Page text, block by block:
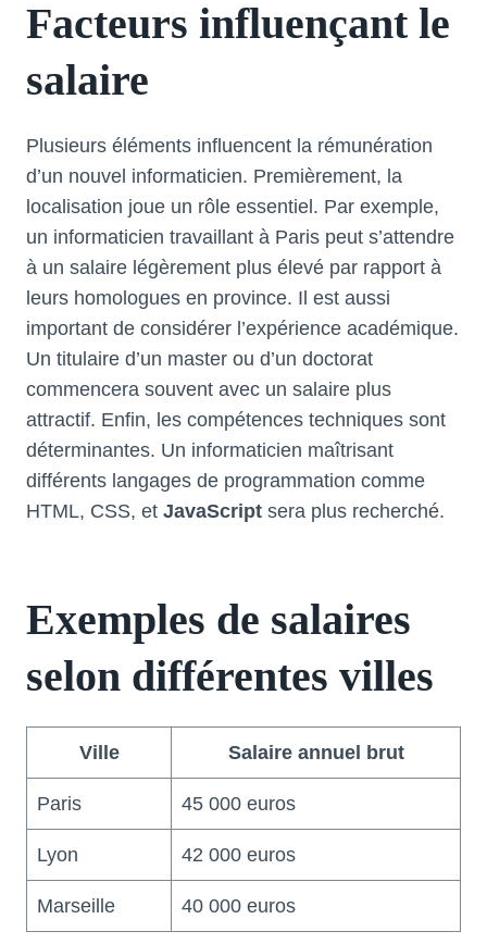
Facteurs influençant le
salaire
Plusieurs éléments influencent la rémunération
d’un nouvel informaticien. Premièrement, la
localisation joue un rôle essentiel. Par exemple,
un informaticien travaillant à Paris peut s’attendre
à un salaire légèrement plus élevé par rapport à
leurs homologues en province. Il est aussi
important de considérer l’expérience académique.
Un titulaire d’un master ou d’un doctorat
commencera souvent avec un salaire plus
attractif. Enfin, les compétences techniques sont
déterminantes. Un informaticien maîtrisant
différents langages de programmation comme
HTML, CSS, et JavaScript sera plus recherché.
Exemples de salaires
selon différentes villes
Ville Salaire annuel brut
Paris 45 000 euros
Lyon 42 000 euros
Marseille 40 000 euros